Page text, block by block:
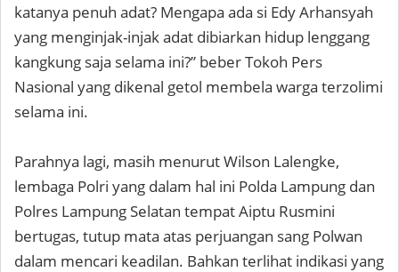
katanya penuh adat? Mengapa ada si Edy Arhansyah
yang menginjak-injak adat dibiarkan hidup lenggang
kangkung saja selama ini?” beber Tokoh Pers
Nasional yang dikenal getol membela warga terzolimi
selama ini.
Parahnya lagi, masih menurut Wilson Lalengke,
lembaga Polri yang dalam hal ini Polda Lampung dan
Polres Lampung Selatan tempat Aiptu Rusmini
bertugas, tutup mata atas perjuangan sang Polwan
dalam mencari keadilan. Bahkan terlihat indikasi yang